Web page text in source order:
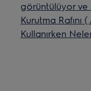
görüntülüyor ve
Kurutma Rafını
Kullanırken